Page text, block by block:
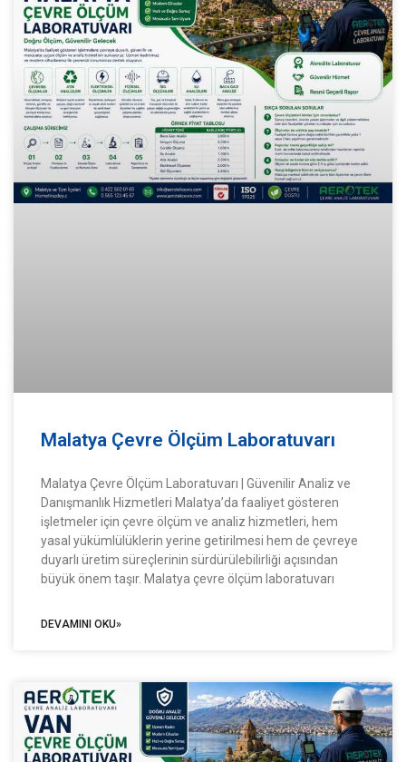
Malatya Çevre Ölçüm Laboratuvarı
Malatya Çevre Ölçüm Laboratuvarı | Güvenilir Analiz ve
Danışmanlık Hizmetleri Malatya’da faaliyet gösteren
işletmeler için çevre ölçüm ve analiz hizmetleri, hem
yasal yükümlülüklerin yerine getirilmesi hem de çevreye
duyarlı üretim süreçlerinin sürdürülebilirliği açısından
büyük önem taşır. Malatya çevre ölçüm laboratuvarı
DEVAMINI OKU»